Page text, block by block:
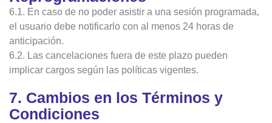
6.1. En caso de no poder asistir a una sesión programada,
el usuario debe notificarlo con al menos 24 horas de
anticipación.
6.2. Las cancelaciones fuera de este plazo pueden
implicar cargos según las políticas vigentes.
7. Cambios en los Términos y
Condiciones